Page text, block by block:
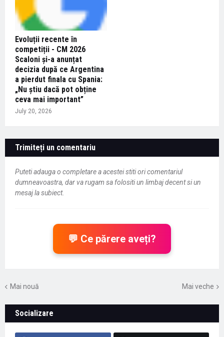
Evoluții recente în
competiții - CM 2026
Scaloni și-a anunțat
decizia după ce Argentina
a pierdut finala cu Spania:
„Nu știu dacă pot obține
ceva mai important”
July 20, 2026
Trimiteți un comentariu
Puteti adauga o completare a acestei stiti ori comentariul
dumneavoastra, dar va rugam sa folositi un limbaj decent si un
mesaj la subiect.
💬 Ce părere aveți?
Mai nouă Mai veche
Socializare